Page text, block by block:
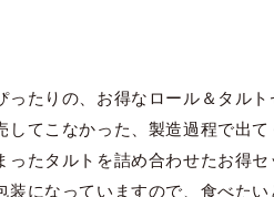
ったりの、お得なロール＆タルト
してこなかった、製造過程で出
ったタルトを詰め合わせたお得セ
装になっていますので、食べた